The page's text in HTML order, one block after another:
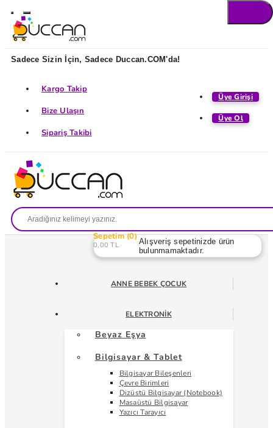
Sadece Sizin İçin, Sadece Duccan.COM'da!
Üye Girişi
Üye Ol
Kargo Takip
Bize Ulaşın
Sipariş Takibi
Sepetim 0
0,00 TL
Alışveriş sepetinizde ürün
bulunmamaktadır.
ANNE BEBEK ÇOCUK
ELEKTRONIK
Beyaz Eşya
Bilgisayar & Tablet
Bilgisayar Bileşenleri
Çevre Birimleri
Dizüstü Bilgisayar (Notebook)
Masaüstü Bilgisayar
Yazıcı Tarayıcı